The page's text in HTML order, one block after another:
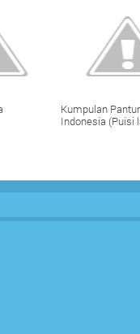
Kumpulan
Indonesia (Puisi